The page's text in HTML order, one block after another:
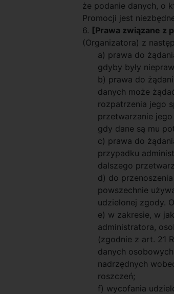
że podanie danych, o
Promocji jest
6. [Prawa związane z
(Organizatora) z
a) prawa do
gdyby były
b) prawa do
danych może
rozpatrzenia jego
przetwarzanie
gdy dane są mu
c) prawa do
przypadku
dalszego
d) do
powszechnie
udzielonej zgody.
e) w zakresie, w
administratora,
(zgodnie z art. 21
danych
nadrzędnych
roszczeń;
f) wycofania